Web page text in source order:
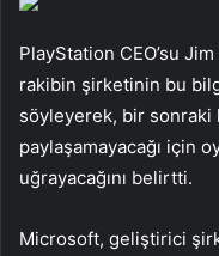
PlayStation CEO’su
rakibin şirketinin bu
söyleyerek, bir sonraki
paylaşamayacağı için
uğrayacağını belirtti.
Microsoft, geliştirici